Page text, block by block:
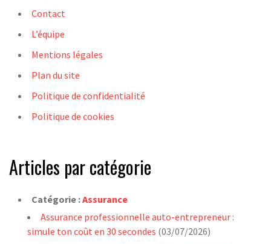
Contact
L’équipe
Mentions légales
Plan du site
Politique de confidentialité
Politique de cookies
Articles par catégorie
Catégorie :Assurance
Assurance professionnelle auto-entrepreneur :
simule ton coût en 30 secondes (03/07/2026)